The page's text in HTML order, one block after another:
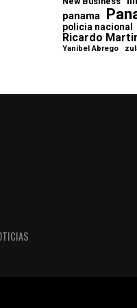
panama
policia nacional
Ricardo
Yanibel Abrego